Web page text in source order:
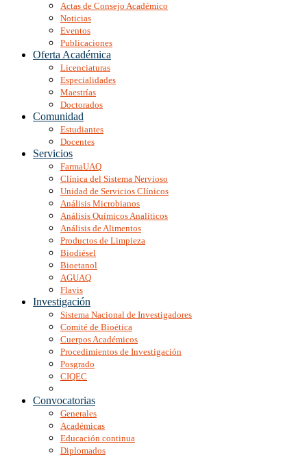
Actas de Consejo Académico
Noticias
Eventos
Publicaciones
Oferta Académica
Licenciaturas
Especialidades
Maestrías
Doctorados
Comunidad
Estudiantes
Docentes
Servicios
FarmaUAQ
Clínica del Sistema Nervioso
Unidad de Servicios Clínicos
Análisis Microbianos
Análisis Químicos Analíticos
Análisis de Alimentos
Productos de Limpieza
Biodiésel
Bioetanol
AGUAQ
Flavis
Investigación
Sistema Nacional de Investigadores
Comité de Bioética
Cuerpos Académicos
Procedimientos de Investigación
Posgrado
CIQEC
Convocatorias
Generales
Académicas
Educación continua
Diplomados